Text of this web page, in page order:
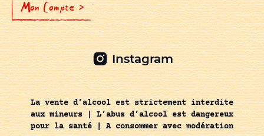
Mon Compte >
Instagram
La vente d’alcool est strictement interdite
aux mineurs | L’abus d’alcool est dangereux
pour la santé | A consommer avec modération